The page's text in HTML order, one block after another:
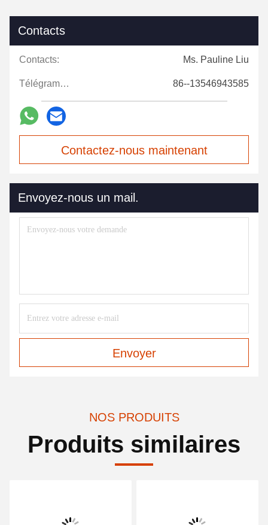
Contacts
Contacts: Ms. Pauline Liu
Télégramme: 86--13546943585
Contactez-nous maintenant
Envoyez-nous un mail.
Envoyer
NOS PRODUITS
Produits similaires